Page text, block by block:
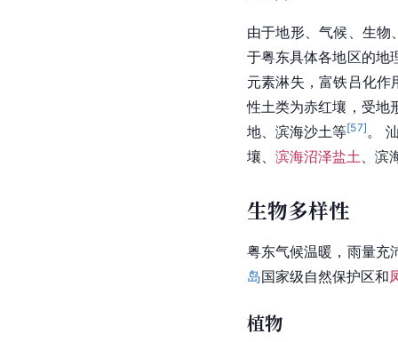
由于地形、气候、生物
于粤东具体各地区的地
元素淋失，富铁吕化
性土类为赤红壤，受地
地、滨海沙土等[57]。
壤、 滨海沼泽盐土、滨
生物多样性
粤东气候温暖，雨量充
岛国家级自然保护区和
植物